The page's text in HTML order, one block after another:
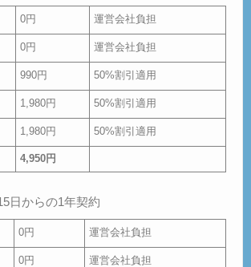
0円 運営会社負担
0円 運営会社負担
990円 50%割引適用
1,980円 50%割引適用
1,980円 50%割引適用
4,950円
日からの1年契約
0円 運営会社負担
0円 運営会社負担